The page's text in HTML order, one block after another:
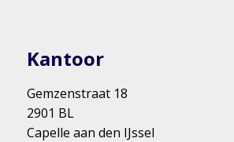
Kantoor
Gemzenstraat 18
2901 BL
Capelle aan den IJssel